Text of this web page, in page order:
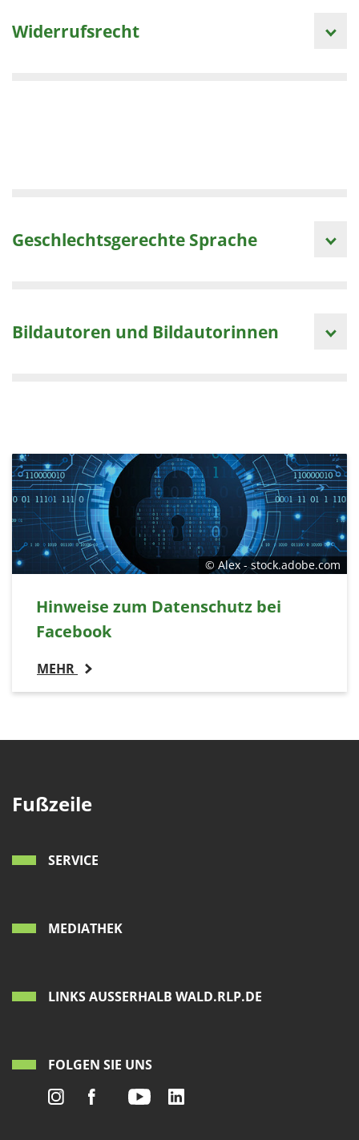
Widerrufsrecht
Geschlechtsgerechte Sprache
Bildautoren und Bildautorinnen
© Alex - stock.adobe.com
Hinweise zum Datenschutz bei
Facebook
MEHR
Fußzeile
SERVICE
MEDIATHEK
LINKS AUSSERHALB WALD.RLP.DE
FOLGEN SIE UNS